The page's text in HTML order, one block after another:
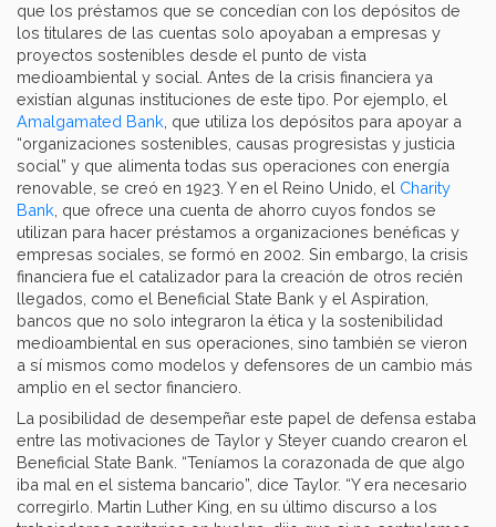
que los préstamos que se concedían con los depósitos de
los titulares de las cuentas solo apoyaban a empresas y
proyectos sostenibles desde el punto de vista
medioambiental y social. Antes de la crisis financiera ya
existían algunas instituciones de este tipo. Por ejemplo, el
Amalgamated Bank , que utiliza los depósitos para apoyar a
“organizaciones sostenibles, causas progresistas y justicia
social” y que alimenta todas sus operaciones con energía
renovable, se creó en 1923. Y en el Reino Unido, el Charity
Bank , que ofrece una cuenta de ahorro cuyos fondos se
utilizan para hacer préstamos a organizaciones benéficas y
empresas sociales, se formó en 2002. Sin embargo, la crisis
financiera fue el catalizador para la creación de otros recién
llegados, como el Beneficial State Bank y el Aspiration,
bancos que no solo integraron la ética y la sostenibilidad
medioambiental en sus operaciones, sino también se vieron
a sí mismos como modelos y defensores de un cambio más
amplio en el sector financiero.
La posibilidad de desempeñar este papel de defensa estaba
entre las motivaciones de Taylor y Steyer cuando crearon el
Beneficial State Bank. “Teníamos la corazonada de que algo
iba mal en el sistema bancario”, dice Taylor. “Y era necesario
corregirlo. Martin Luther King, en su último discurso a los